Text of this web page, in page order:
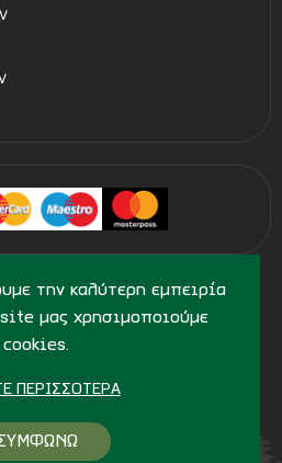
την καλύτερη εμπειρία
μας χρησιμοποιούμε
cookies.
ΠΕΡΙΣΣΌΤΕΡΑ
PERVOLARAKIS1924.GR